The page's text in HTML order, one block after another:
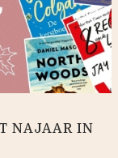
NAJAAR IN